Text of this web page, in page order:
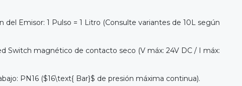
del Emisor: 1 Pulso = 1 Litro (Consulte variantes de 10L según
Switch magnético de contacto seco (V máx: 24V DC / I máx:
PN16 ($16\text{ Bar}$ de presión máxima continua).